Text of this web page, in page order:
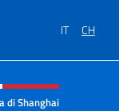
IT CH
di Shanghai